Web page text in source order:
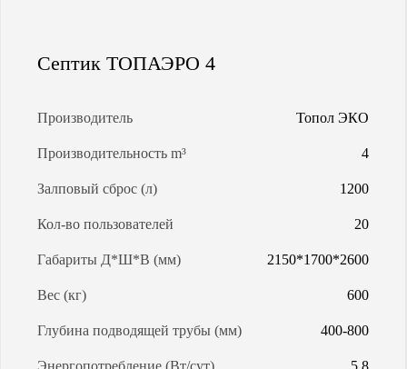
КАЛЬКУЛЯТОР ГАЗГОЛЬДЕРА
КАЛЬКУЛЯТОР СЕПТИКОВ
О КОМПАНИИ
Септик TOПАЭРО 4
Производитель Топол ЭКО
Производительность m³ 4
Залповый сброс (л) 1200
Кол-во пользователей 20
Габариты Д*Ш*В (мм) 2150*1700*2600
Вес (кг) 600
Глубина подводящей трубы (мм) 400-800
Энергопотребление (Вт/сут) 5.8